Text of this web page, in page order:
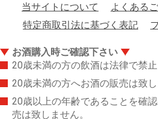
当サイトについて よくある
特定商取引法に基づく表記
お酒購入時ご確認下さい
20歳未満の方の飲酒は法律で禁止
20歳未満の方へお酒の販売は致し
20歳以上の年齢であることを確
売は致しません。